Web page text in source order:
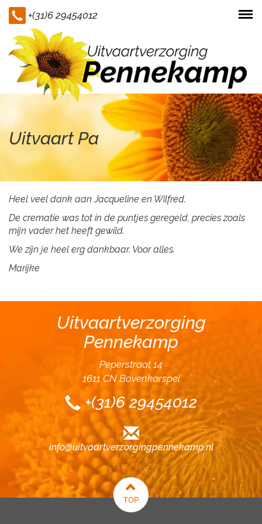
+(31)6 29454012
Uitvaart Pa
Heel veel dank aan Jacqueline en Wilfred.
De crematie was tot in de puntjes geregeld, precies zoals
mijn vader het heeft gewild.
We zijn je heel erg dankbaar. Voor alles.
Marijke
Uitvaartverzorging
Pennekamp
Peperstraat 14
1611 CN Bovenkarspel
+(31)6 29454012
info@uitvaartverzorgingpennekamp.nl